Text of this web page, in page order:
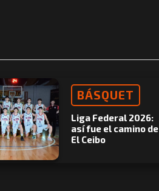
BÁSQUET
Liga Federal 2026:
así fue el camino de
El Ceibo